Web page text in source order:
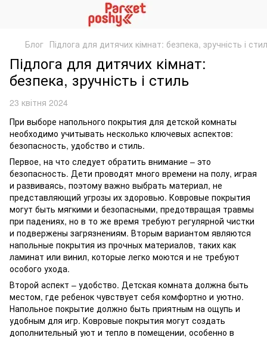
Блог Підлога для дитячих кімнат: безпека, зручність і
Підлога для дитячих кімнат:
безпека, зручність і стиль
23 квітня 2024
При выборе напольного покрытия для детской комнаты
необходимо учитывать несколько ключевых аспектов:
безопасность, удобство и стиль.
Первое, на что следует обратить внимание – это
безопасность. Дети проводят много времени на полу, играя
и развиваясь, поэтому важно выбрать материал, не
представляющий угрозы их здоровью. Ковровые покрытия
могут быть мягкими и безопасными, предотвращая травмы
при падениях, но в то же время требуют регулярной чистки
и подвержены загрязнениям. Вторым вариантом являются
напольные покрытия из прочных материалов, таких как
ламинат или винил, которые легко моются и не требуют
особого ухода.
Второй аспект – удобство. Детская комната должна быть
местом, где ребенок чувствует себя комфортно и уютно.
Напольное покрытие должно быть приятным на ощупь и
удобным для игр. Ковровые покрытия могут создать
дополнительный уют и тепло в помещении, особенно в